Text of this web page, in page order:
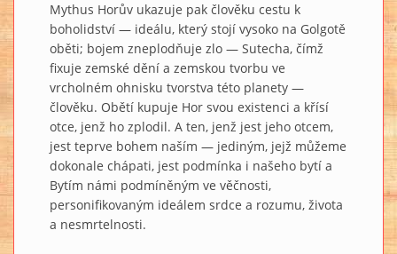
Mythus Horův ukazuje pak člověku cestu k
boholidství — ideálu, který stojí vysoko na Golgotě
oběti; bojem zneplodňuje zlo — Sutecha, čímž
fixuje zemské dění a zemskou tvorbu ve
vrcholném ohnisku tvorstva této planety —
člověku. Obětí kupuje Hor svou existenci a křísí
otce, jenž ho zplodil. A ten, jenž jest jeho otcem,
jest teprve bohem naším — jediným, jejž můžeme
dokonale chápati, jest podmínka i našeho bytí a
Bytím námi podmíněným ve věčnosti,
personifikovaným ideálem srdce a rozumu, života
a nesmrtelnosti.